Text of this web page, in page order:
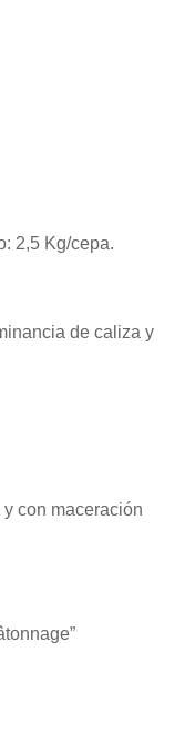
2,5 Kg/cepa.
de caliza y
con maceración